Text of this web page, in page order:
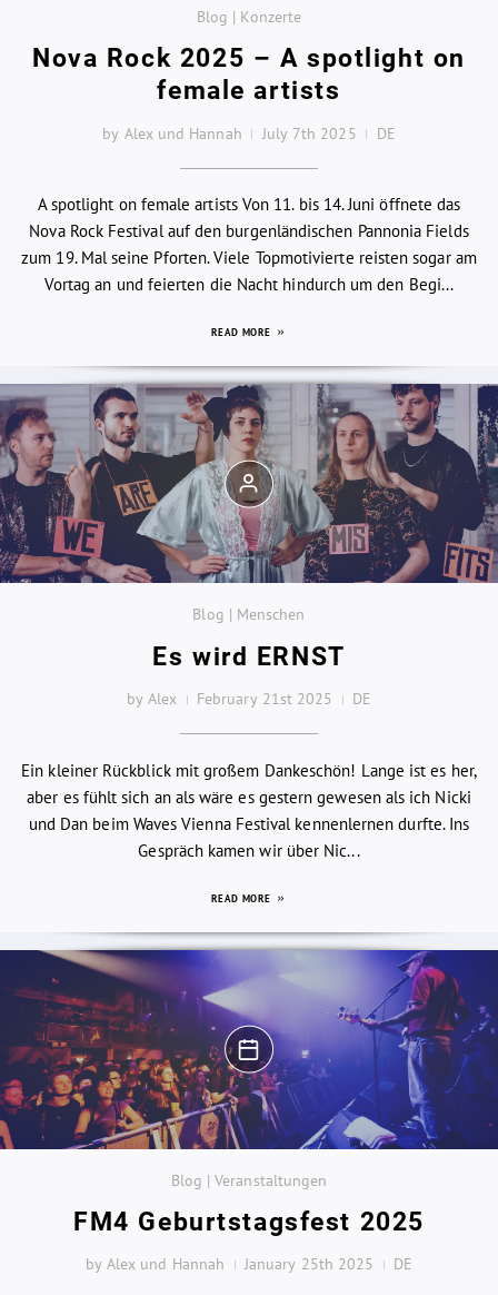
Blog | Konzerte
Nova Rock 2025 – A spotlight on
female artists
by Alex und Hannah July 7th 2025 DE
A spotlight on female artists Von 11. bis 14. Juni öffnete das
Nova Rock Festival auf den burgenländischen Pannonia Fields
zum 19. Mal seine Pforten. Viele Topmotivierte reisten sogar am
Vortag an und feierten die Nacht hindurch um den Begi...
READ MORE
Blog | Menschen
Es wird ERNST
by Alex February 21st 2025 DE
Ein kleiner Rückblick mit großem Dankeschön! Lange ist es her,
aber es fühlt sich an als wäre es gestern gewesen als ich Nicki
und Dan beim Waves Vienna Festival kennenlernen durfte. Ins
Gespräch kamen wir über Nic...
READ MORE
Blog | Veranstaltungen
FM4 Geburtstagsfest 2025
by Alex und Hannah January 25th 2025 DE